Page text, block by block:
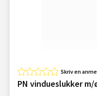
Skriv en
PN vindueslukker